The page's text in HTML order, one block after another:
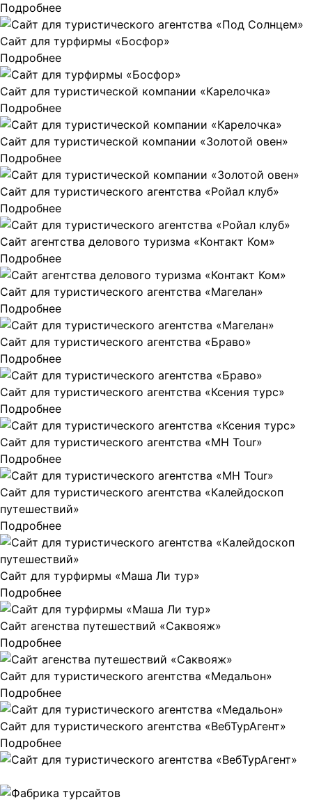
Подробнее
Сайт для турфирмы «Босфор»
Подробнее
Сайт для туристической компании «Карелочка»
Подробнее
Сайт для туристической компании «Золотой овен»
Подробнее
Сайт для туристического агентства «Ройал клуб»
Подробнее
Сайт агентства делового туризма «Контакт Ком»
Подробнее
Сайт для туристического агентства «Магелан»
Подробнее
Сайт для туристического агентства «Браво»
Подробнее
Сайт для туристического агентства «Ксения турс»
Подробнее
Сайт для туристического агентства «MH Tour»
Подробнее
Сайт для туристического агентства «Калейдоскоп
путешествий»
Подробнее
Сайт для турфирмы «Маша Ли тур»
Подробнее
Сайт агенства путешествий «Саквояж»
Подробнее
Сайт для туристического агентства «Медальон»
Подробнее
Сайт для туристического агентства «ВебТурАгент»
Подробнее